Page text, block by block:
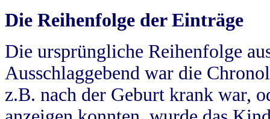
Die Reihenfolge der Einträge
Die ursprüngliche Reihenfolge
Ausschlaggebend war die
z.B. nach der Geburt krank war,